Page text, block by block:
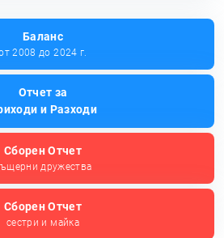
Баланс
2008 до 2024 г.
Отчет за
и Разходи
Сборен Отчет
дружества
Сборен Отчет
сестри и майка